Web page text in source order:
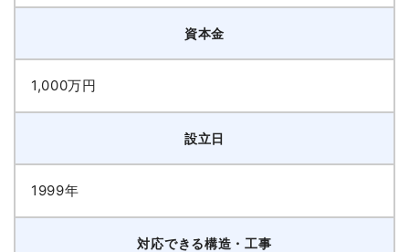
資本金
1,000万円
設立日
1999年
対応できる構造・工事